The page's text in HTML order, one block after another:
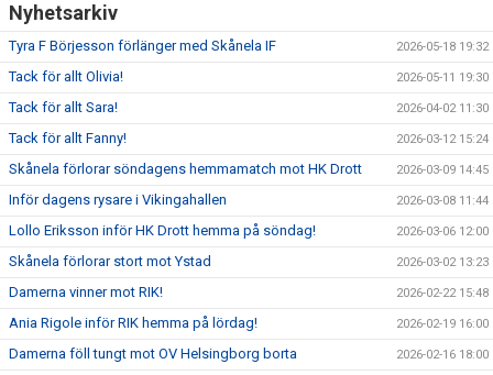
Nyhetsarkiv
Tyra F Börjesson förlänger med Skånela IF 2026-05-18 19:32
Tack för allt Olivia! 2026-05-11 19:30
Tack för allt Sara! 2026-04-02 11:30
Tack för allt Fanny! 2026-03-12 15:24
Skånela förlorar söndagens hemmamatch mot HK Drott 2026-03-09 14:45
Inför dagens rysare i Vikingahallen 2026-03-08 11:44
Lollo Eriksson inför HK Drott hemma på söndag! 2026-03-06 12:00
Skånela förlorar stort mot Ystad 2026-03-02 13:23
Damerna vinner mot RIK! 2026-02-22 15:48
Ania Rigole inför RIK hemma på lördag! 2026-02-19 16:00
Damerna föll tungt mot OV Helsingborg borta 2026-02-16 18:00